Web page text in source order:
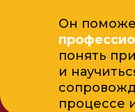
Он
понять
и
процессе